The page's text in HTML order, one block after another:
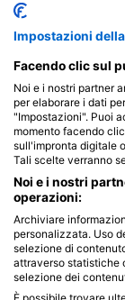
Siti di
Impostazioni
Facendo clic sul
Noi e i nostri partner
per elaborare i dati
"Impostazioni". Puoi
momento facendo
sull'impronta digitale
Tali scelte verranno
Noi e i nostri
operazioni:
Archiviare
personalizzata. Uso
selezione di
attraverso statistiche
selezione dei